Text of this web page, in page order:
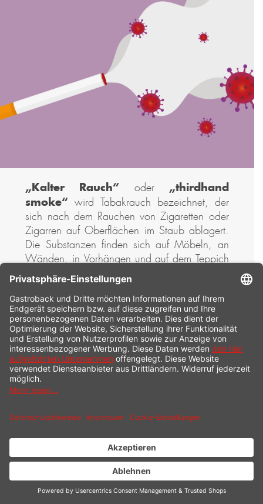
„Kalter Rauch“ oder „thirdhand
smoke“ wird Tabakrauch bezeichnet, der
sich nach dem Rauchen von Zigaretten oder
Zigarren auf Oberflächen im Staub ablagert.
Die Substanzen finden sich auf Möbeln, an
Wänden, in Vorhängen und auf dem Teppich
und können dort über Wochen und Monate
verbleiben. Aus dem abgelagerten kalten
Rauch werden permanent Partikel und
flüchtige Substanzen in die Raumluft
abgegeben. Nikotin und „Abbrandpartikel“
aus dem Rauch können mit anderen
Substanzen aus der Umgebung reagieren und
neue, zum Teil krebserzeugende, Substanzen
bilden. Einmal entstanden, kann es Monate
wieder auflösen. Der Nano-Kristallin-Filter
Mineralien, um schädliche Gase,
Formaldehyd, Benzol und Gerüche aus der